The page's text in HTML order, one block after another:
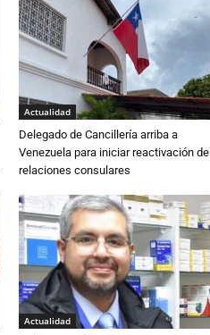
Actualidad
Delegado de Cancillería arriba a
Venezuela para iniciar reactivación de
relaciones consulares
Actualidad